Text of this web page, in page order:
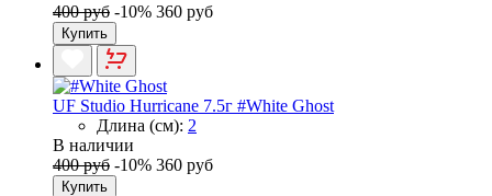
400 руб -10% 360 руб
Купить
UF Studio Hurricane 7.5г #White Ghost
Длина (см): 2
В наличии
400 руб -10% 360 руб
Купить